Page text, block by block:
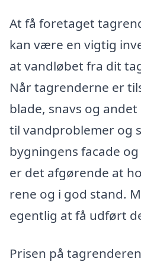
At få foretaget
kan være en vigtig
at vandløbet fra dit
Når tagrenderne er
blade, snavs og
til vandproblemer og
bygningens facade
er det afgørende at
rene og i god stand.
egentlig at få udført
Prisen på